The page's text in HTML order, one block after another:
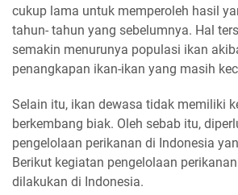
cukup lama untuk memperoleh hasil
tahun- tahun yang sebelumnya. Hal
semakin menurunya populasi ikan
penangkapan ikan-ikan yang masih
Selain itu, ikan dewasa tidak memiliki
berkembang biak. Oleh sebab itu,
pengelolaan perikanan di Indonesia
Berikut kegiatan pengelolaan
dilakukan di Indonesia.